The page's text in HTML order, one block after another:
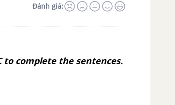
Đánh giá:
to complete the sentences.